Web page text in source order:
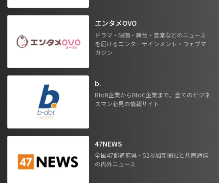
エンタメOVO
ドラマ・映画・舞台・音楽などのニュース
を届けるエンターテインメント・ウェブマ
ガジン
b.
BtoB企業からBtoC企業まで。全てのビジネ
スマン必見の情報サイト
47NEWS
全国47都道府県・52参加新聞社と共同通信
の内外ニュース